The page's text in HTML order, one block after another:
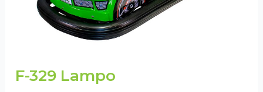
F-329 Lampo